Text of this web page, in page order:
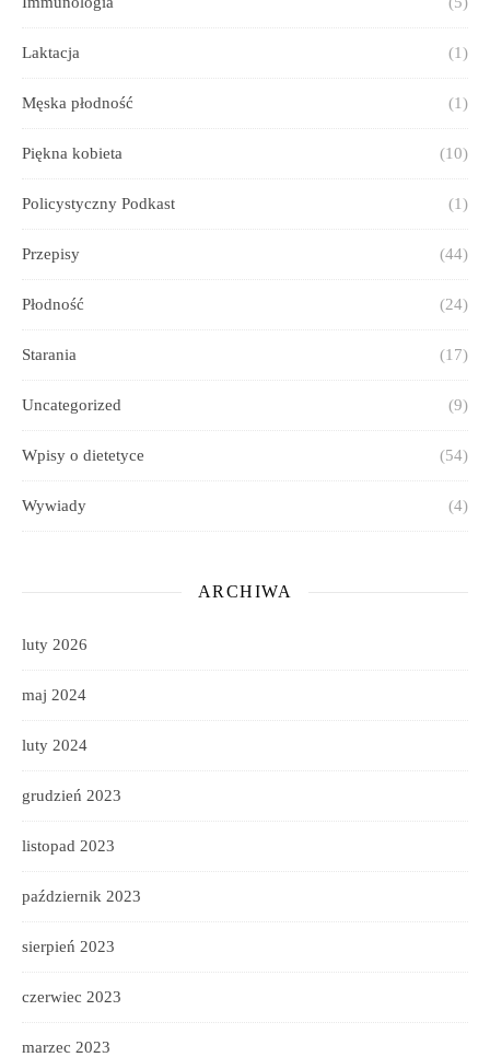
Laktacja (1)
Męska płodność (1)
Piękna kobieta (10)
Policystyczny Podkast (1)
Przepisy (44)
Płodność (24)
Starania (17)
Uncategorized (9)
Wpisy o dietetyce (54)
Wywiady (4)
ARCHIWA
luty 2026
maj 2024
luty 2024
grudzień 2023
listopad 2023
październik 2023
sierpień 2023
czerwiec 2023
marzec 2023